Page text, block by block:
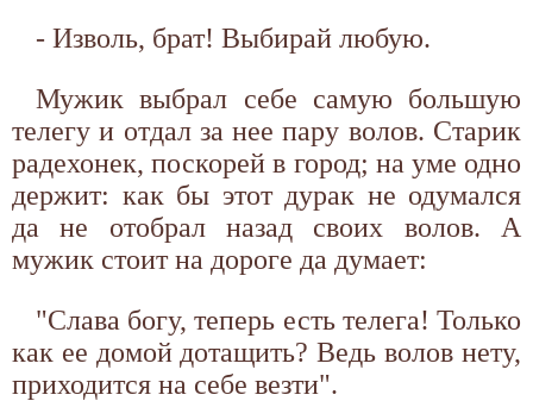
- Изволь, брат! Выбирай любую.
Мужик выбрал себе самую большую
телегу и отдал за нее пару волов. Старик
радехонек, поскорей в город; на уме одно
держит: как бы этот дурак не одумался
да не отобрал назад своих волов. А
мужик стоит на дороге да думает:
"Слава богу, теперь есть телега! Только
как ее домой дотащить? Ведь волов нету,
приходится на себе везти".